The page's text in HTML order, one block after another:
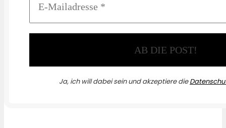
Ja, ich will dabei sein und akzeptiere die